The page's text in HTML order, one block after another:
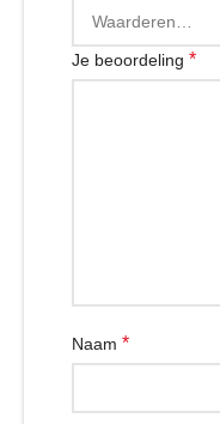
Je beoordeling *
Naam *